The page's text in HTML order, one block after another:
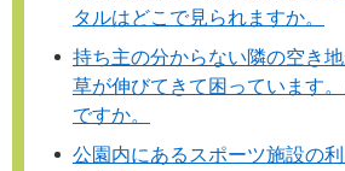
タルはどこで見られますか。
持ち主の分からない隣の空き
草が伸びてきて困っています
ですか。
公園内にあるスポーツ施設の